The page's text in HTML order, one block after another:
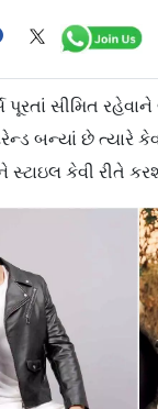
પૂરતાં સીમિત
બન્યાં છે ત્યારે
કેવી રીતે